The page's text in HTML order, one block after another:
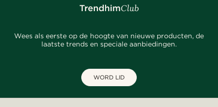
Wees als eerste op de hoogte van nieuwe producten, de
laatste trends en speciale aanbiedingen.
WORD LID